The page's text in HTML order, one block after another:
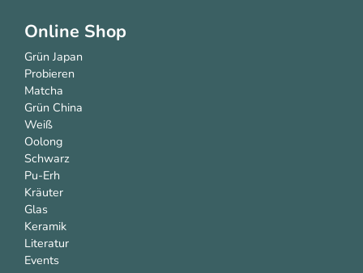
Online Shop
Grün Japan
Probieren
Matcha
Grün China
Weiß
Oolong
Schwarz
Pu-Erh
Kräuter
Glas
Keramik
Literatur
Events